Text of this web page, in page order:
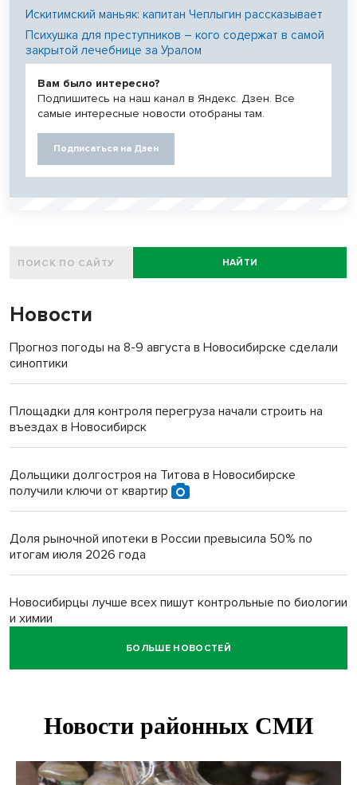
Искитимский маньяк: капитан Чеплыгин рассказывает
Психушка для преступников – кого содержат в самой
закрытой лечебнице за Уралом
Вам было интересно?
Подпишитесь на наш канал в Яндекс. Дзен. Все
самые интересные новости отобраны там.
Подписаться на Дзен
НАЙТИ
Новости
Прогноз погоды на 8-9 августа в Новосибирске сделали
синоптики
Площадки для контроля перегруза начали строить на
въездах в Новосибирск
Дольщики долгостроя на Титова в Новосибирске
получили ключи от квартир
Доля рыночной ипотеки в России превысила 50% по
итогам июля 2026 года
Новосибирцы лучше всех пишут контрольные по биологии
и химии
Нейросеть для диагностики депрессии в крови создали в
Двум бойцам СВО после минно-взрывной травмы
БОЛЬШЕ НОВОСТЕЙ